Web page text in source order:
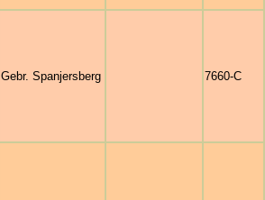
Gebr. Spanjersberg 7660-C